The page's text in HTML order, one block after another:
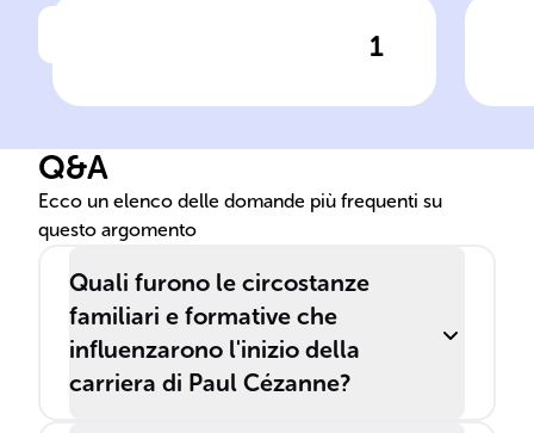
1
nacque il ______ ad ______.
nel
Q&A
Ecco un elenco delle domande più frequenti su
questo argomento
Quali furono le circostanze
familiari e formative che
influenzarono l'inizio della
carriera di Paul Cézanne?